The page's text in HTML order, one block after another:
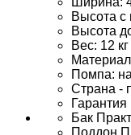
Высота с
Высота
Вес: 12 кг
Помпа:
Страна -
Бак